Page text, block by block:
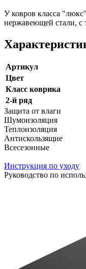
У ковров класса
нержавеющей стали, с
Артикул
Цвет
Класс коврика
2-й ряд
Защита от влаги
Шумоизоляция
Теплоизоляция
Антискользящие
Всесезонные
Инструкция по уходу
Руководство по